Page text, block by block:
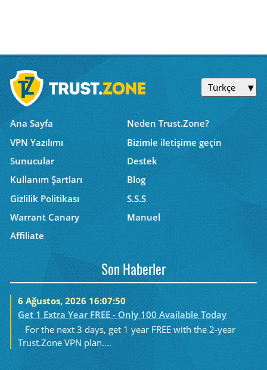
Türkçe
Ana Sayfa
Neden Trust.Zone?
VPN Yazılımı
Bizimle iletişime geçin
Sunucular
Destek
Kullanım Şartları
Blog
Gizlilik Politikası
S.S.S
Warrant Canary
Manuel
Affiliate
Son Haberler
6 Ağustos, 2026 16:07:50
Get 1 Extra Year FREE - Only 100 Available Today
For the next 3 days, get 1 year FREE with the 2-year
Trust.Zone VPN plan....